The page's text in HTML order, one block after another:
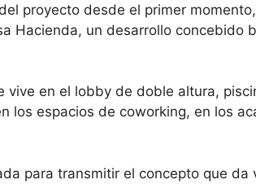
proyecto desde el primer
Hacienda, un desarrollo concebido
vive en el lobby de doble altura,
los espacios de coworking, en los
para transmitir el concepto que da